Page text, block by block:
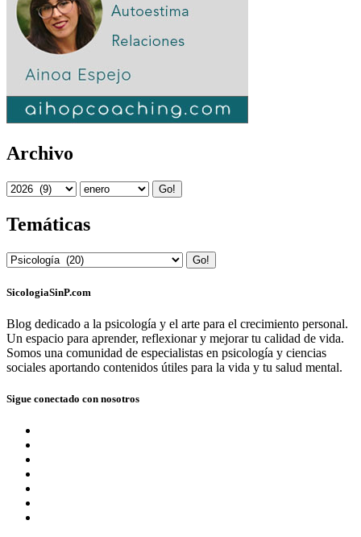
Archivo
Go!
Temáticas
Go!
SicologiaSinP.com
Blog dedicado a la psicología y el arte para el crecimiento personal.
Un espacio para aprender, reflexionar y mejorar tu calidad de vida.
Somos una comunidad de especialistas en psicología y ciencias
sociales aportando contenidos útiles para la vida y tu salud mental.
Sigue conectado con nosotros